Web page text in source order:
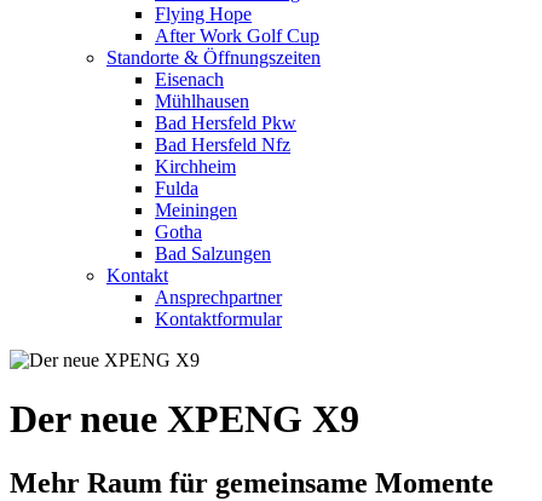
Flying Hope
After Work Golf Cup
Standorte & Öffnungszeiten
Eisenach
Mühlhausen
Bad Hersfeld Pkw
Bad Hersfeld Nfz
Kirchheim
Fulda
Meiningen
Gotha
Bad Salzungen
Kontakt
Ansprechpartner
Kontaktformular
Der neue XPENG X9
Mehr Raum für gemeinsame Momente